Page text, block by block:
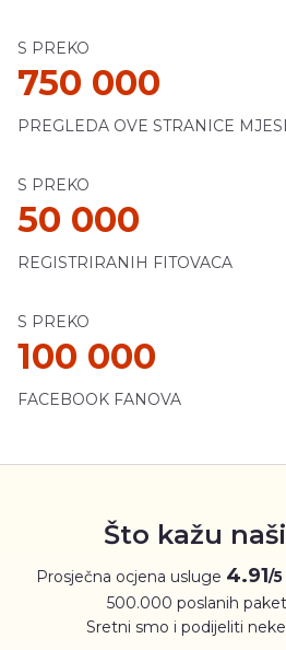
S PREKO
750 000
PREGLEDA OVE STRANICE
S PREKO
50 000
REGISTRIRANIH FITOVACA
S PREKO
100 000
FACEBOOK FANOVA
Što kažu
Prosječna ocjena usluge 4.91/5
500.000 poslanih
Sretni smo i podijeliti